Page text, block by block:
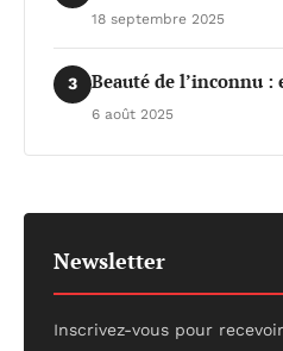
18 septembre 2025
3 Beauté de l’inconnu :
6 août 2025
Newsletter
Inscrivez-vous pour